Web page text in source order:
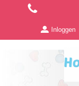
Inloggen